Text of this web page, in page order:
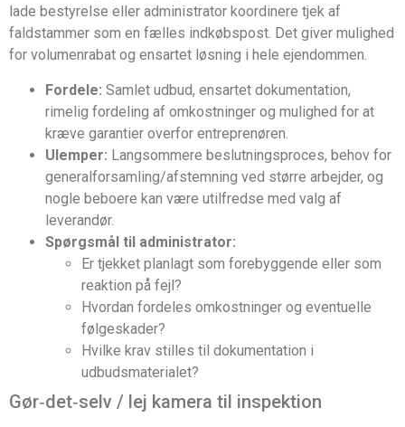
lade bestyrelse eller administrator koordinere tjek af
faldstammer som en fælles indkøbspost. Det giver mulighed
for volumenrabat og ensartet løsning i hele ejendommen.
Fordele: Samlet udbud, ensartet dokumentation,
rimelig fordeling af omkostninger og mulighed for at
kræve garantier overfor entreprenøren.
Ulemper: Langsommere beslutningsproces, behov for
generalforsamling/afstemning ved større arbejder, og
nogle beboere kan være utilfredse med valg af
leverandør.
Spørgsmål til administrator:
Er tjekket planlagt som forebyggende eller som
reaktion på fejl?
Hvordan fordeles omkostninger og eventuelle
følgeskader?
Hvilke krav stilles til dokumentation i
udbudsmaterialet?
Gør‑det‑selv / lej kamera til inspektion